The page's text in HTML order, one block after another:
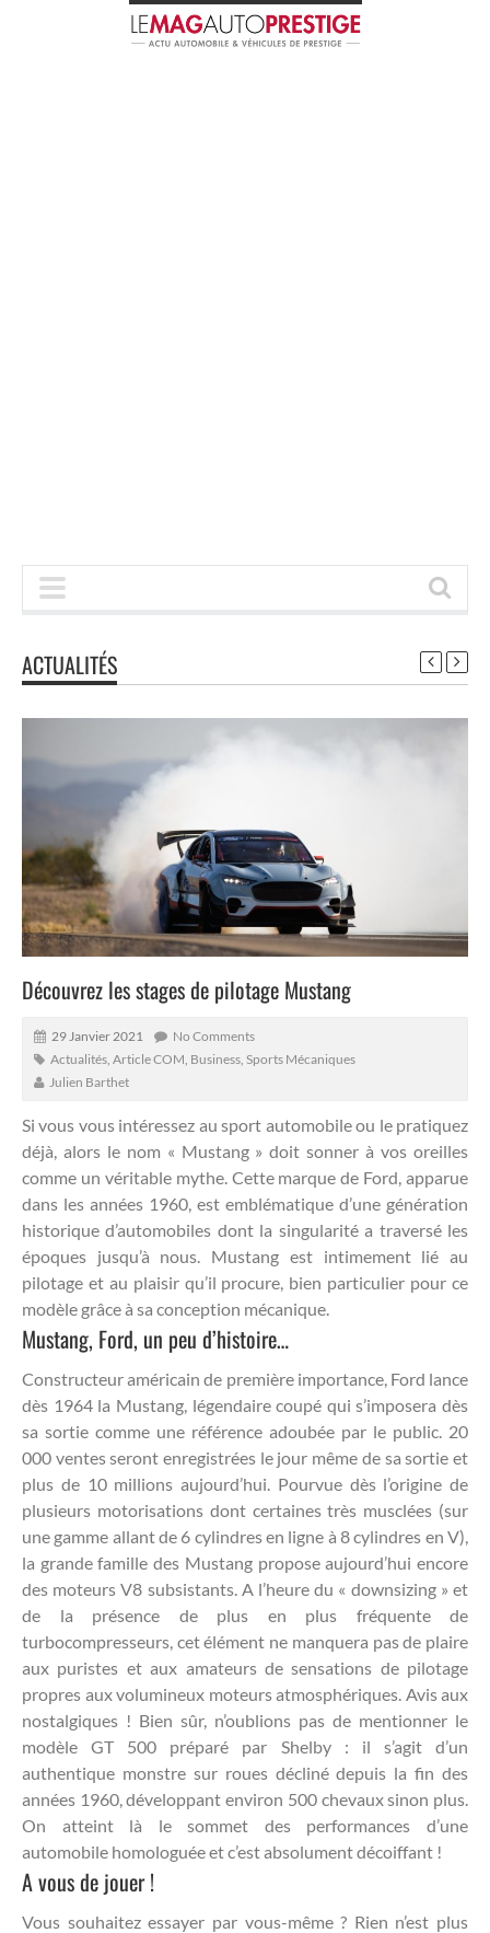
ACTUALITÉS
Découvrez les stages de pilotage Mustang
29 Janvier 2021
No Comments
Actualités Article COM Business Sports Mécaniques
Julien Barthet
Si vous vous intéressez au sport automobile ou le pratiquez
déjà, alors le nom « Mustang » doit sonner à vos oreilles
comme un véritable mythe. Cette marque de Ford, apparue
dans les années 1960, est emblématique d’une génération
historique d’automobiles dont la singularité a traversé les
époques jusqu’à nous. Mustang est intimement lié au
pilotage et au plaisir qu’il procure, bien particulier pour ce
modèle grâce à sa conception mécanique.
Mustang, Ford, un peu d’histoire…
Constructeur américain de première importance, Ford lance
dès 1964 la Mustang, légendaire coupé qui s’imposera dès
sa sortie comme une référence adoubée par le public. 20
000 ventes seront enregistrées le jour même de sa sortie et
plus de 10 millions aujourd’hui. Pourvue dès l’origine de
plusieurs motorisations dont certaines très musclées (sur
une gamme allant de 6 cylindres en ligne à 8 cylindres en V),
la grande famille des Mustang propose aujourd’hui encore
des moteurs V8 subsistants. A l’heure du « downsizing » et
de la présence de plus en plus fréquente de
turbocompresseurs, cet élément ne manquera pas de plaire
aux puristes et aux amateurs de sensations de pilotage
propres aux volumineux moteurs atmosphériques. Avis aux
nostalgiques ! Bien sûr, n’oublions pas de mentionner le
modèle GT 500 préparé par Shelby : il s’agit d’un
authentique monstre sur roues décliné depuis la fin des
années 1960, développant environ 500 chevaux sinon plus.
On atteint là le sommet des performances d’une
automobile homologuée et c’est absolument décoiffant !
A vous de jouer !
Vous souhaitez essayer par vous-même ? Rien n’est plus